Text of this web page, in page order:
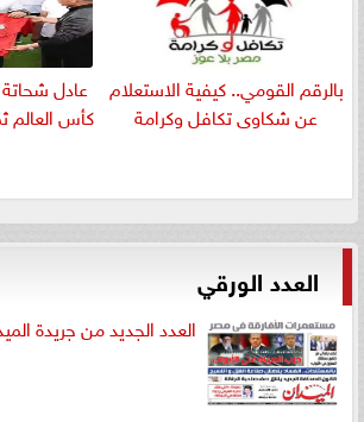
بالرقم القومي.. كيفية الاستعلام
عن شكاوى تكافل وكرامة
عادل
كأس العالم
العدد الورقي
العدد الجديد من جريدة الميدان